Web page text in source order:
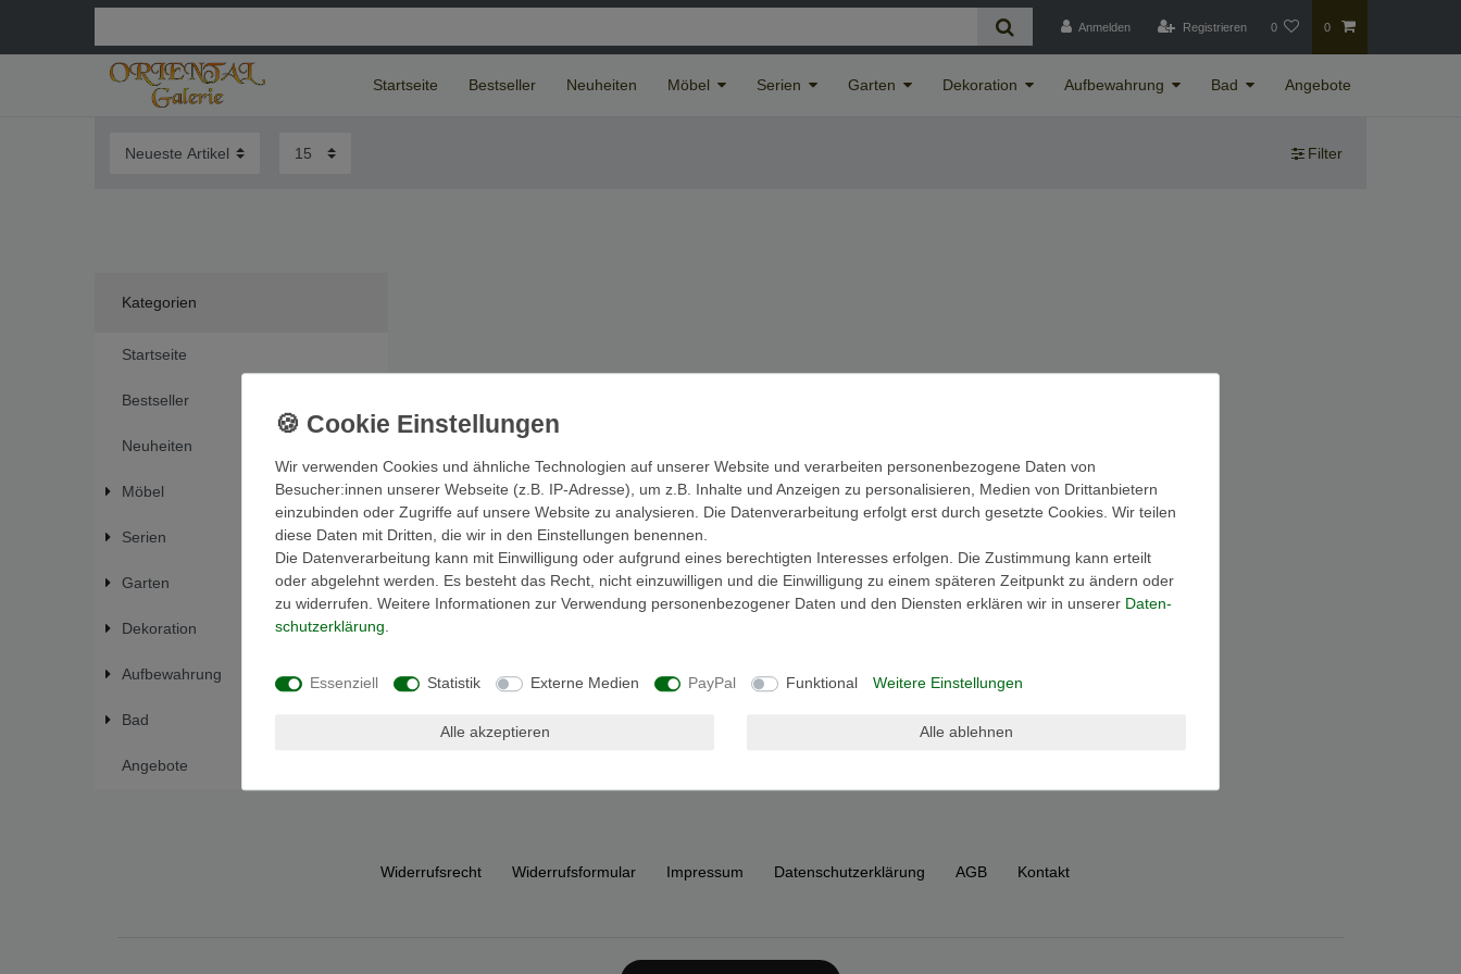
Anmelden Registrieren 0 0
Startseite Bestseller Neuheiten Möbel Serien Garten Dekoration Aufbewahrung Bad Angebote
Filter
Kategorien
Startseite
Bestseller
Neuheiten
Möbel
Serien
Garten
Dekoration
Aufbewahrung
Bad
Angebote
Widerrufs­recht Widerrufs­formular Impressum Daten­schutz­erklärung AGB Kontakt
Wir verwenden Cookies und ähnliche Technologien auf unserer Website und verarbeiten personenbezogene Daten von
Besucher:innen unserer Webseite (z.B. IP-Adresse), um z.B. Inhalte und Anzeigen zu personalisieren, Medien von Drittanbietern
einzubinden oder Zugriffe auf unsere Website zu analysieren. Die Datenverarbeitung erfolgt erst durch gesetzte Cookies. Wir teilen
diese Daten mit Dritten, die wir in den Einstellungen benennen.
Die Datenverarbeitung kann mit Einwilligung oder aufgrund eines berechtigten Interesses erfolgen. Die Zustimmung kann erteilt
oder abgelehnt werden. Es besteht das Recht, nicht einzuwilligen und die Einwilligung zu einem späteren Zeitpunkt zu ändern oder
zu widerrufen. Weitere Informationen zur Verwendung personenbezogener Daten und den Diensten erklären wir in unserer Daten­
schutz­erklärung
Essenziell Statistik Externe Medien PayPal Funktional Weitere Einstellungen
Alle akzeptieren Alle ablehnen